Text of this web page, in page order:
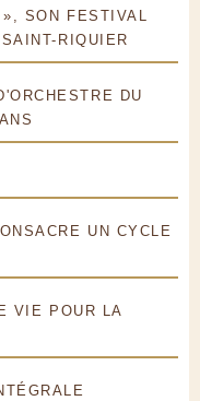
SON FESTIVAL
RIQUIER
DU
UN CYCLE
VIE POUR LA